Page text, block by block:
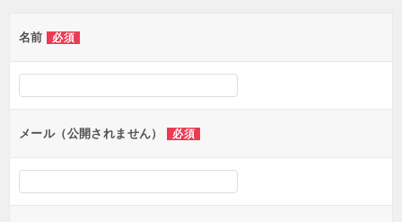
ー
シ
ン
名前 必須
メール（公開されません） 必須